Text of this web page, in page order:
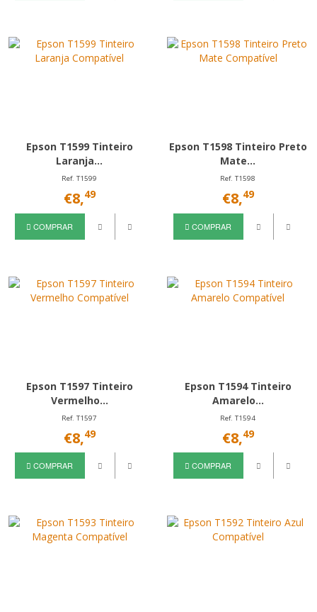
Epson T1599 Tinteiro
Laranja...
Ref. T1599
€8,49
COMPRAR
Epson T1598 Tinteiro Preto
Mate...
Ref. T1598
€8,49
COMPRAR
Epson T1597 Tinteiro
Vermelho...
Ref. T1597
€8,49
COMPRAR
Epson T1594 Tinteiro
Amarelo...
Ref. T1594
€8,49
COMPRAR